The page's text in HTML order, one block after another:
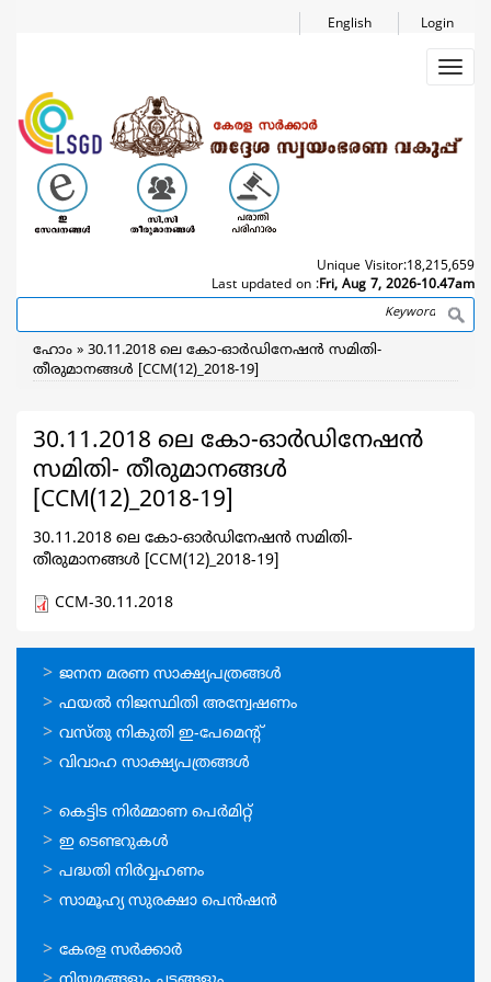
Login
English
Unique Visitor:18,215,659
Last updated on :Fri, Aug 7, 2026-10.47am
Search
Breadcrumb
ഹോം
30.11.2018 ലെ കോ-ഓര്‍ഡിനേഷന്‍ സമിതി-
തീരുമാനങ്ങള്‍ [CCM(12)_2018-19]
30.11.2018 ലെ കോ-ഓര്‍ഡിനേഷന്‍
സമിതി- തീരുമാനങ്ങള്‍
[CCM(12)_2018-19]
30.11.2018 ലെ കോ-ഓര്‍ഡിനേഷന്‍ സമിതി-
തീരുമാനങ്ങള്‍ [CCM(12)_2018-19]
CCM-30.11.2018
ഓണ്‍ലൈന്‍
സേവനങ്ങള്‍
ജനന മരണ സാക്ഷ്യപത്രങ്ങള്‍
ഫയല്‍ നിജസ്ഥിതി അന്വേഷണം
വസ്തു നികുതി ഇ-പേമെന്റ്
വിവാഹ സാക്ഷ്യപത്രങ്ങള്‍
ഓണ്‍ലൈന്‍
സേവനങ്ങള്‍
കെട്ടിട നിര്‍മ്മാണ പെര്‍മിറ്റ്‌
ഇ ടെണ്ടറുകള്‍
പദ്ധതി നിര്‍വ്വഹണം
സാമൂഹ്യ സുരക്ഷാ പെന്‍ഷന്‍
ഉപയോഗപ്രദമായ
കണ്ണികള്‍
കേരള സര്‍ക്കാര്‍